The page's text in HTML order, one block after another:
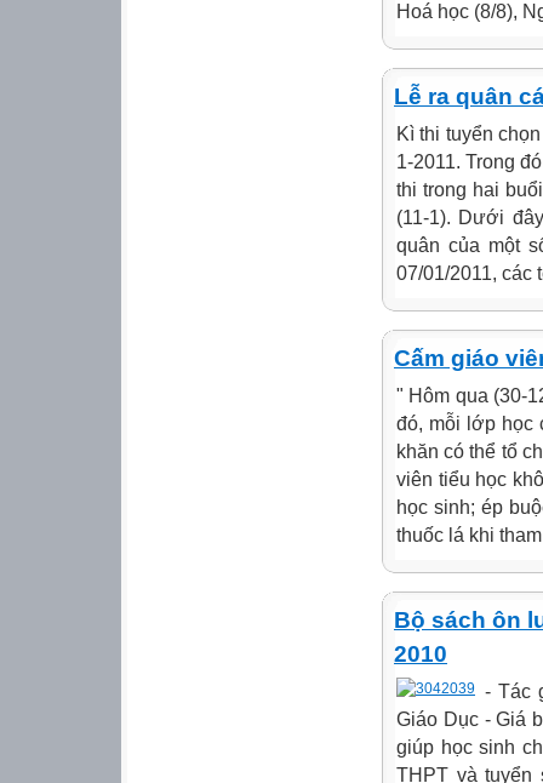
Hoá học (8/8),
Lễ ra quân
Kì thi tuyển
1-2011. Trong
thi trong hai
(11-1). Dưới
quân của một
07/01/2011, các
Cấm giáo
" Hôm qua (30-
đó, mỗi lớp học
khăn có thể tổ
viên tiểu học
học sinh; ép
thuốc lá khi
Bộ sách ôn
2010
- Tác
Giáo Dục - Giá
giúp học sinh
THPT và tuyển